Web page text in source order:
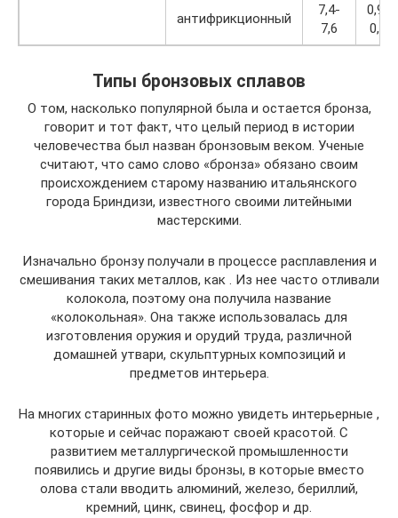
антифрикционный
7,4-
7,6
0,94-
0,97
Типы бронзовых сплавов
О том, насколько популярной была и остается бронза,
говорит и тот факт, что целый период в истории
человечества был назван бронзовым веком. Ученые
считают, что само слово «бронза» обязано своим
происхождением старому названию итальянского
города Бриндизи, известного своими литейными
мастерскими.
Изначально бронзу получали в процессе расплавления и
смешивания таких металлов, как . Из нее часто отливали
колокола, поэтому она получила название
«колокольная». Она также использовалась для
изготовления оружия и орудий труда, различной
домашней утвари, скульптурных композиций и
предметов интерьера.
На многих старинных фото можно увидеть интерьерные ,
которые и сейчас поражают своей красотой. С
развитием металлургической промышленности
появились и другие виды бронзы, в которые вместо
олова стали вводить алюминий, железо, бериллий,
кремний, цинк, свинец, фосфор и др.